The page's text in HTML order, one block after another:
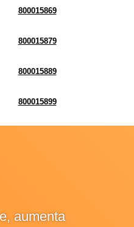
800015869
800015879
800015889
800015899
aumenta